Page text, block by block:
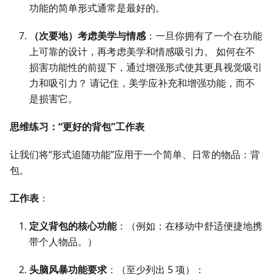
功能的简单形式通常是最好的。
（次要地）考虑美学与情感：一旦你拥有了一个在功能
上可靠的设计，再考虑美学和情感吸引力。 如何在不
损害功能性的前提下，通过增强形式使其更具视觉吸引
力和吸引力？ 请记住，美学应补充和增强功能，而不
是损害它。
思维练习：“更好的背包”工作表
让我们将“形式追随功能”应用于一个简单、日常的物品：背
包。
工作表 ：
定义背包的核心功能：（例如：在移动中舒适便捷地携
带个人物品。）
头脑风暴功能要求 ：（至少列出 5 项）：